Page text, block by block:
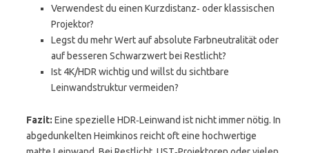
Verwendest du einen Kurzdistanz‑ oder klassischen
Projektor?
Legst du mehr Wert auf absolute Farbneutralität oder
auf besseren Schwarzwert bei Restlicht?
Ist 4K/HDR wichtig und willst du sichtbare
Leinwandstruktur vermeiden?
Fazit: Eine spezielle HDR‑Leinwand ist nicht immer nötig. In
abgedunkelten Heimkinos reicht oft eine hochwertige